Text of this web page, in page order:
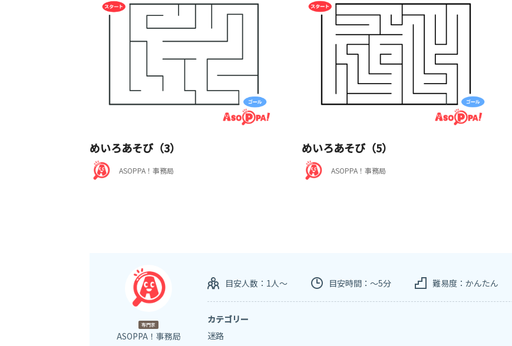
めいろあそび（3）
ASOPPA！事務局
めいろあそび（5）
ASOPPA！事務局
専門家
ASOPPA！事務局
目安人数：1人～ 目安時間：～5分 難易度：かんたん
カテゴリー
迷路